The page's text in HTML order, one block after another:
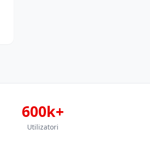
600k+
Utilizatori